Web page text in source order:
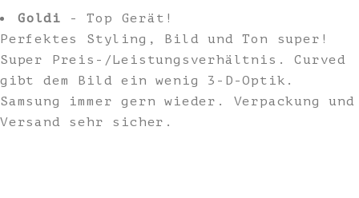
Goldi - Top Gerät!
Perfektes Styling, Bild und Ton super!
Super Preis-/Leistungsverhältnis. Curved
gibt dem Bild ein wenig 3-D-Optik.
Samsung immer gern wieder. Verpackung und
Versand sehr sicher.